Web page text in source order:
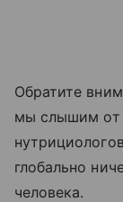
Обратите
мы слышим от
глобально
человека.